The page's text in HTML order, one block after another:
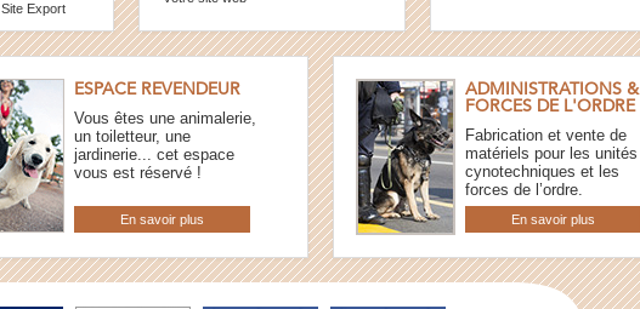
Site Export
ESPACE REVENDEUR
Vous êtes une animalerie,
un toiletteur, une
jardinerie... cet espace
vous est réservé !
En savoir plus
ADMINISTRATIONS &
FORCES DE L'ORDRE
Fabrication et vente de
matériels pour les unités
cynotechniques et les
forces de l’ordre.
En savoir plus